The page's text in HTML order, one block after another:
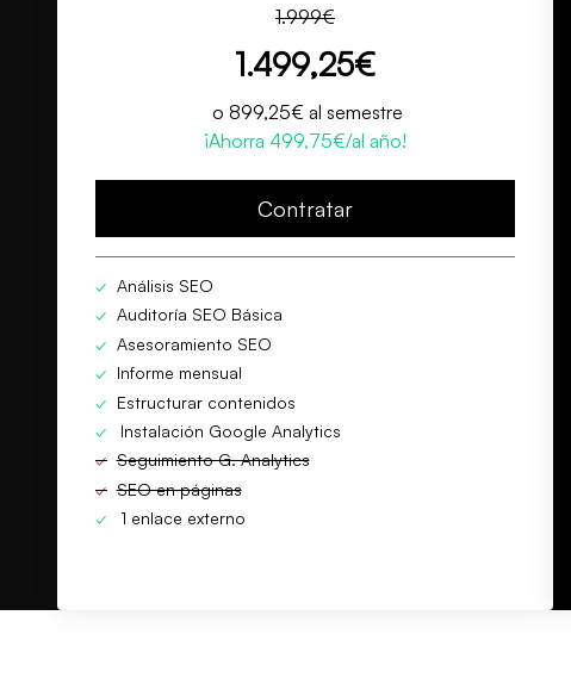
1.999€
1.499,25€
o 899,25€ al semestre
¡Ahorra 499,75€/al año!
Contratar
✓ Análisis SEO
✓ Auditoría SEO Básica
✓ Asesoramiento SEO
✓ Informe mensual
✓ Estructurar contenidos
✓
Instalación Google Analytics
✓ Seguimiento G. Analytics
✓ SEO en páginas
✓
1 enlace externo